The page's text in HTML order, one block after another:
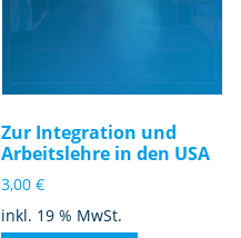
Zur Integration und
Arbeitslehre in den USA
3,00€
inkl. 19 % MwSt.